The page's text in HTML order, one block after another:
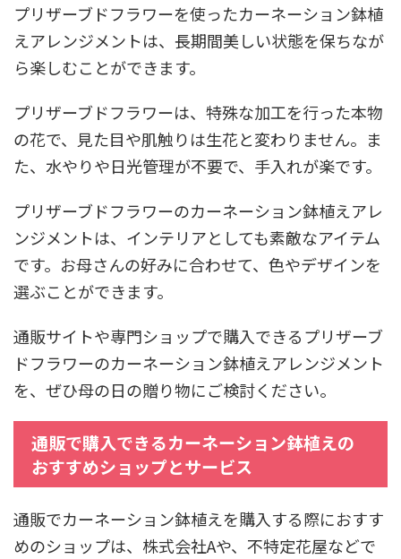
プリザーブドフラワーを使ったカーネーション鉢植
えアレンジメントは、長期間美しい状態を保ちなが
ら楽しむことができます。
プリザーブドフラワーは、特殊な加工を行った本物
の花で、見た目や肌触りは生花と変わりません。ま
た、水やりや日光管理が不要で、手入れが楽です。
プリザーブドフラワーのカーネーション鉢植えアレ
ンジメントは、インテリアとしても素敵なアイテム
です。お母さんの好みに合わせて、色やデザインを
選ぶことができます。
通販サイトや専門ショップで購入できるプリザーブ
ドフラワーのカーネーション鉢植えアレンジメント
を、ぜひ母の日の贈り物にご検討ください。
通販で購入できるカーネーション鉢植えの
おすすめショップとサービス
通販でカーネーション鉢植えを購入する際におすす
めのショップは、株式会社Aや、不特定花屋などで